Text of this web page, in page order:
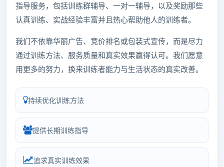
指导服务，包括训练群辅导、一对一辅导，以及奖励那些
认真训练、实战经验丰富并且热心帮助他人的训练者。
我们不依靠华丽广告、竞价排名或包装式宣传，而是尽力
通过训练方法、服务质量和真实效果赢得认可。我们愿意
用更多的努力，换来训练者能力与生活状态的真实改善。
持续优化训练方法
提供长期训练指导
追求真实训练效果